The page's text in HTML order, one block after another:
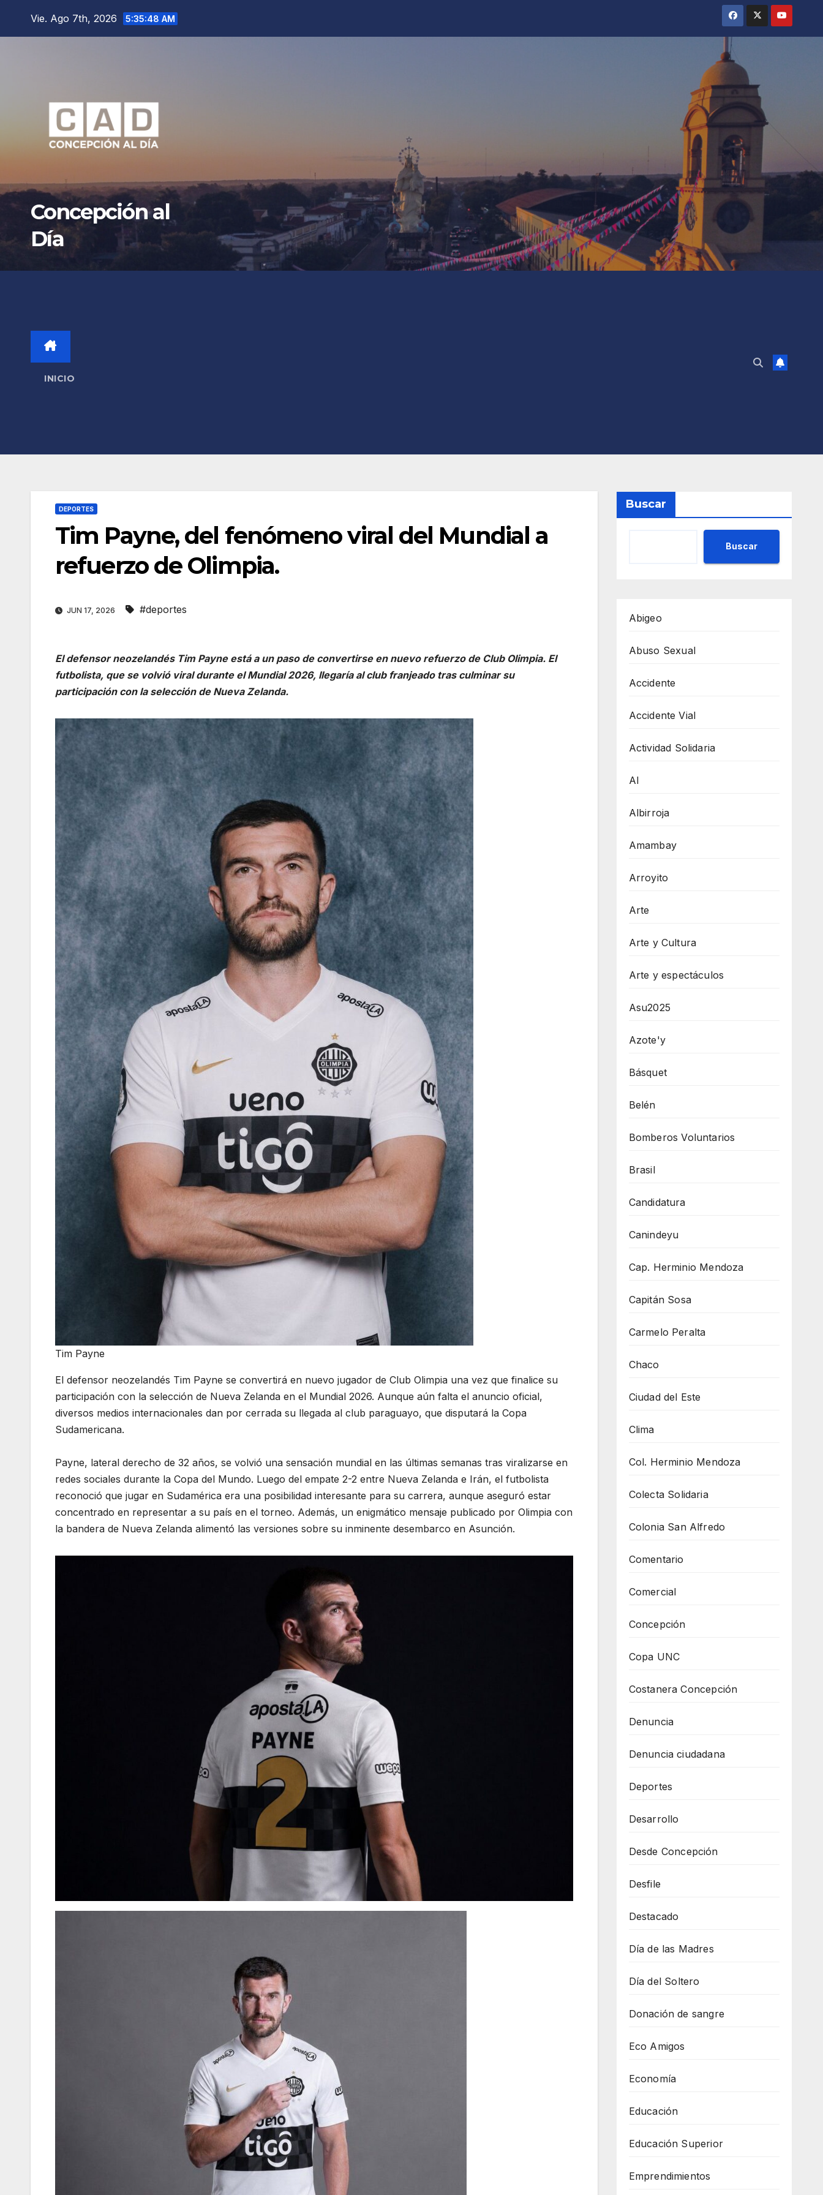
Vie. Ago 7th, 2026 5:35:51 AM
Concepción al
Día
INICIO
DEPORTES
Tim Payne, del fenómeno viral del Mundial a
refuerzo de Olimpia.
JUN 17, 2026 #deportes
El defensor neozelandés Tim Payne está a un paso de convertirse en nuevo refuerzo de Club Olimpia. El
futbolista, que se volvió viral durante el Mundial 2026, llegaría al club franjeado tras culminar su
participación con la selección de Nueva Zelanda.
Tim Payne
El defensor neozelandés Tim Payne se convertirá en nuevo jugador de Club Olimpia una vez que finalice su
participación con la selección de Nueva Zelanda en el Mundial 2026. Aunque aún falta el anuncio oficial,
diversos medios internacionales dan por cerrada su llegada al club paraguayo, que disputará la Copa
Sudamericana.
Payne, lateral derecho de 32 años, se volvió una sensación mundial en las últimas semanas tras viralizarse en
redes sociales durante la Copa del Mundo. Luego del empate 2-2 entre Nueva Zelanda e Irán, el futbolista
reconoció que jugar en Sudamérica era una posibilidad interesante para su carrera, aunque aseguró estar
concentrado en representar a su país en el torneo. Además, un enigmático mensaje publicado por Olimpia con
la bandera de Nueva Zelanda alimentó las versiones sobre su inminente desembarco en Asunción.
Buscar
Buscar
Abigeo
Abuso Sexual
Accidente
Accidente Vial
Actividad Solidaria
AI
Albirroja
Amambay
Arroyito
Arte
Arte y Cultura
Arte y espectáculos
Asu2025
Azote'y
Básquet
Belén
Bomberos Voluntarios
Brasil
Candidatura
Canindeyu
Cap. Herminio Mendoza
Capitán Sosa
Carmelo Peralta
Chaco
Ciudad del Este
Clima
Col. Herminio Mendoza
Colecta Solidaria
Colonia San Alfredo
Comentario
Comercial
Concepción
Copa UNC
Costanera Concepción
Denuncia
Denuncia ciudadana
Deportes
Desarrollo
Desde Concepción
Desfile
Destacado
Día de las Madres
Día del Soltero
Donación de sangre
Eco Amigos
Economía
Educación
Educación Superior
Emprendimientos